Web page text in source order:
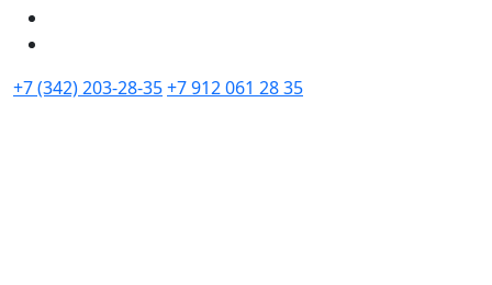
+7 (342) 203-28-35+7 912 061 28 35